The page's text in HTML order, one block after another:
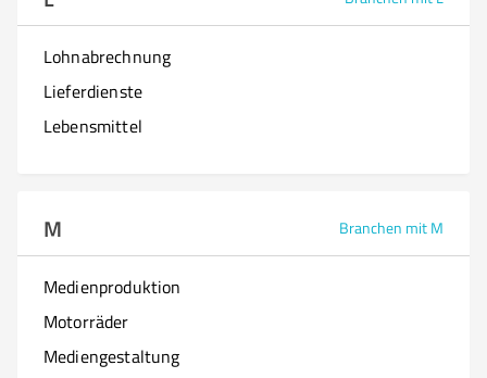
Lohnabrechnung
Lieferdienste
Lebensmittel
M Branchen mit M
Medienproduktion
Motorräder
Mediengestaltung